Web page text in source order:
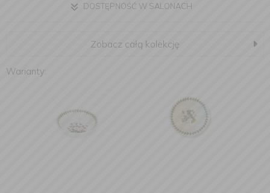
DOSTĘPNOŚĆ W SALONACH
Zobacz całą kolekcję
Warianty: